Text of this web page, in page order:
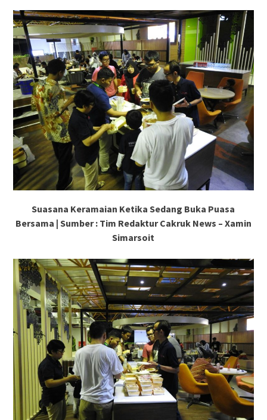
Suasana Keramaian Ketika Sedang Buka Puasa
Bersama | Sumber : Tim Redaktur Cakruk News – Xamin
Simarsoit